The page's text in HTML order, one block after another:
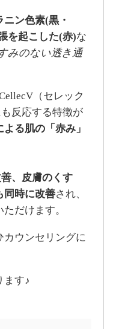
ン色素(黒・
を起こした(赤)な
みのない透き通
（セレック
反応する特徴が
る肌の「赤み」
、皮膚のくす
同時に改善され、
だけます。
カウンセリングに
ます♪